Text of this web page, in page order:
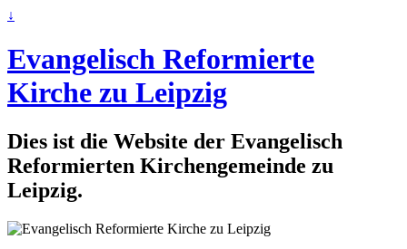
↓
Evangelisch Reformierte
Kirche zu Leipzig
Dies ist die Website der Evangelisch
Reformierten Kirchengemeinde zu
Leipzig.